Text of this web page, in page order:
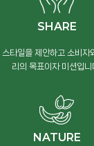
SHARE
일을 제안하고 소비자
리의 목표이자 미션입니
NATURE